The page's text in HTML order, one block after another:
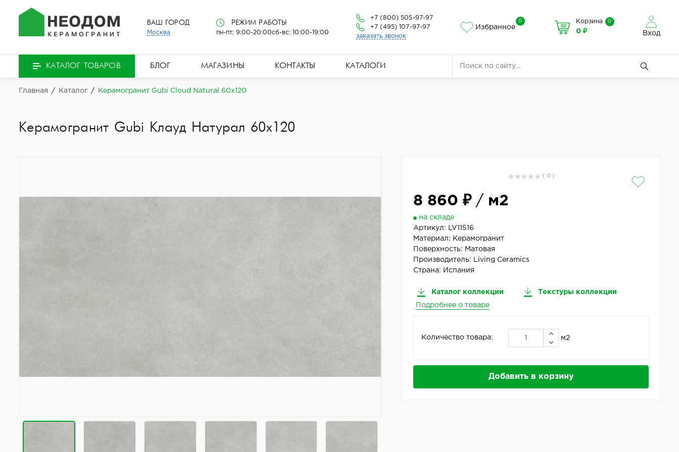
ВАШ ГОРОД
Москва
РЕЖИМ РАБОТЫ
пн-пт: 9:00-20:00сб-вс: 10:00-19:00
+7 (800) 505-97-97
+7 (495) 107-97-97
заказать звонок
Избранное
0 Корзина 0
0 ₽ Вход
КАТАЛОГ ТОВАРОВ БЛОГ МАГАЗИНЫ КОНТАКТЫ КАТАЛОГИ
Главная / Каталог / Керамогранит Gubi Cloud Natural 60x120
Керамогранит Gubi Клауд Натурал 60x120
( 0 )
8 860 ₽/ м2
на складе
Артикул:
LV11516
Материал: Керамогранит
Поверхность: Матовая
Производитель:
Living Ceramics
Страна: Испания
Каталог коллекции Текстуры коллекции
Подробнее о товаре
Количество товара: м2
Добавить в корзину